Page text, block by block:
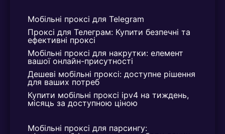
Мобільні проксі для Telegram
Проксі для Телеграм: Купити безпечні та
ефективні проксі
Мобільні проксі для накрутки: елемент
вашої онлайн-присутності
Дешеві мобільні проксі: доступне рішення
для ваших потреб
Купити мобільні проксі ipv4 на тиждень,
місяць за доступною ціною
Мобільні проксі для парсингу: